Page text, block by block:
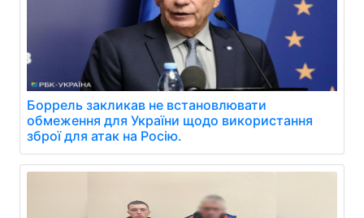
Боррель закликав не встановлювати
обмеження для України щодо використання
зброї для атак на Росію.